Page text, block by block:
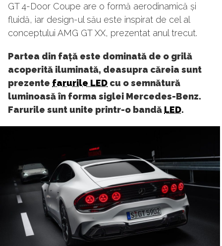
GT 4-Door Coupe are o formă aerodinamică și
fluidă, iar design-ul său este inspirat de cel al
conceptului AMG GT XX, prezentat anul trecut.
Partea din față este dominată de o grilă
acoperită iluminată, deasupra căreia sunt
prezente farurile LED cu o semnătură
luminoasă în forma siglei Mercedes-Benz.
Farurile sunt unite printr-o bandă LED.